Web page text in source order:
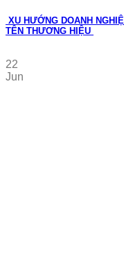
XU HƯỚNG DOANH
TÊN THƯƠNG HIỆU
22
Jun